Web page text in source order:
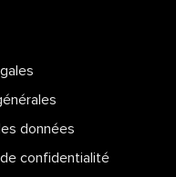
données
confidentialité